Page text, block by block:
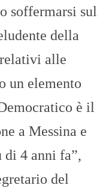
soffermarsi sul
della
alle
un elemento
è il
a Messina e
di 4 anni fa”,
del